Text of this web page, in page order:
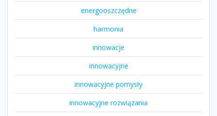
energooszczędne
harmonia
innowacje
innowacyjne
innowacyjne pomysły
innowacyjne rozwiązania